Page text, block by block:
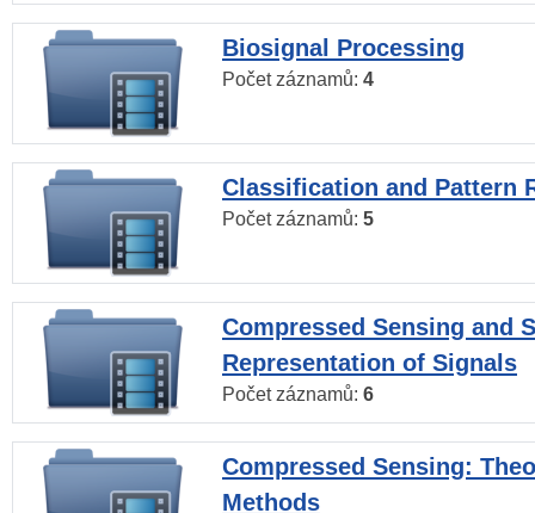
Biosignal Processing
Počet záznamů: 4
Classification and Pattern
Počet záznamů: 5
Compressed Sensing and
Representation of Signals
Počet záznamů: 6
Compressed Sensing:
Methods